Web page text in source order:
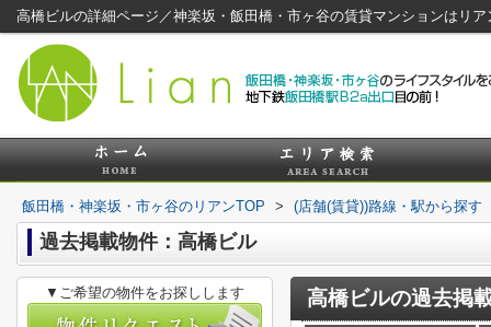
高橋ビルの詳細ページ／神楽坂・飯田橋・市ヶ谷の賃貸マンションはリア
飯田橋・神楽坂・市ヶ谷のリアンTOP > (店舗(賃貸))路線・駅から探す
過去掲載物件：高橋ビル
高橋ビルの過去掲
▼ご希望の物件をお探しします